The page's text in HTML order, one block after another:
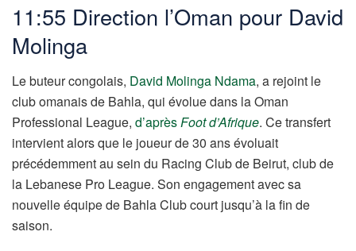
11:55 Direction l’Oman pour David
Molinga
Le buteur congolais, David Molinga Ndama, a rejoint le
club omanais de Bahla, qui évolue dans la Oman
Professional League, d’aprèsFoot d’Afrique. Ce transfert
intervient alors que le joueur de 30 ans évoluait
précédemment au sein du Racing Club de Beirut, club de
la Lebanese Pro League. Son engagement avec sa
nouvelle équipe de Bahla Club court jusqu’à la fin de
saison.